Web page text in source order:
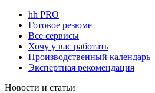
hh PRO
Готовое резюме
Все сервисы
Хочу у вас работать
Производственный календарь
Экспертная рекомендация
Новости и статьи